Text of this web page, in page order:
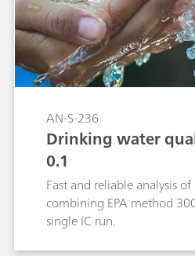
points and enables
different matrices.
AN-S-236
Drinking water
0.1
Fast and reliable analysis
combining EPA method
single IC run.